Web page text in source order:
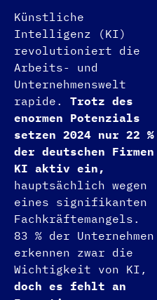
Künstliche
Intelligenz (KI)
revolutioniert die
Arbeits- und
Unternehmenswelt
rapide. Trotz des
enormen Potenzials
setzen 2024 nur 22 %
der deutschen Firmen
KI aktiv ein,
hauptsächlich wegen
eines signifikanten
Fachkräftemangels.
83 % der Unternehmen
erkennen zwar die
Wichtigkeit von KI,
doch es fehlt an